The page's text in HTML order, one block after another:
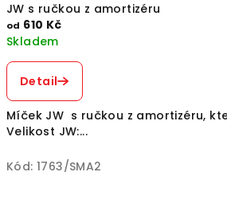
JW s ručkou z amortizéru
od 610 Kč
Skladem
Detail
Míček JW s ručkou z amortizéru,
Velikost JW:...
Kód: 1763/SMA2